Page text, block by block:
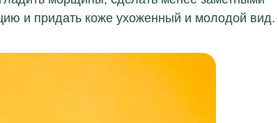
и придать коже ухоженный и молодой вид.